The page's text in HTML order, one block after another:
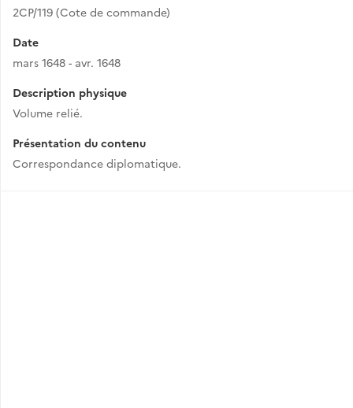
2CP/119 (Cote de commande)
Date
mars 1648 - avr. 1648
Description physique
Volume relié.
Présentation du contenu
Correspondance diplomatique.